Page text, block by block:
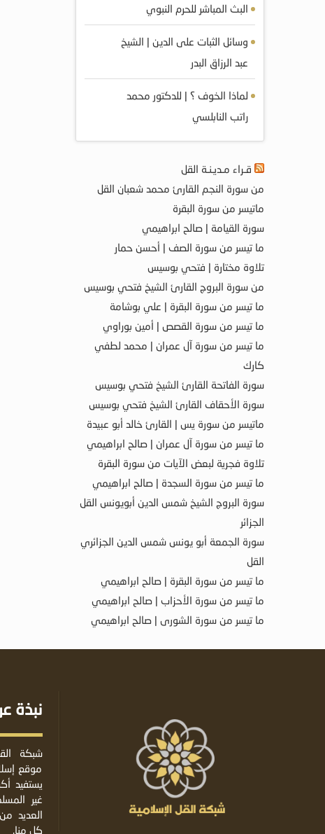
البث المباشر للحرم النبوي
وسائل الثبات على الدين | الشيخ
عبد الرزاق البدر
لماذا الخوف ؟ | للدكتور محمد
راتب النابلسي
قـراء مـديـنـة القل
من سورة النجم القارئ محمد شعبان القل
ماتيسر من سورة البقرة
سورة القيامة | صالح ابراهيمي
ما تيسر من سورة الصف | أحسن حمار
تلاوة مختارة | فتحي بوسيس
من سورة البروج القارئ الشيخ فتحي بوسيس
ما تيسر من سورة البقرة | علي بوشامة
ما تيسر من سورة القصص | أمين بوراوي
ما تيسر من سورة آل عمران | محمد لطفي
كارك
سورة الفاتحة القارئ الشيخ فتحي بوسيس
سورة الأحقاف القارئ الشيخ فتحي بوسيس
ماتيسر من سورة يس | القارئ خالد أبو عبيدة
ما تيسر من سورة آل عمران | صالح ابراهيمي
تلاوة فجرية لبعض الآيات من سورة البقرة
ما تيسر من سورة السجدة | صالح ابراهيمي
سورة البروج الشيخ شمس الدين أبويونس القل
الجزائر
سورة الجمعة أبو يونس شمس الدين الجزائري
القل
ما تيسر من سورة البقرة | صالح ابراهيمي
ما تيسر من سورة الأحزاب | صالح ابراهيمي
ما تيسر من سورة الشورى | صالح ابراهيمي
نبذة
شبكة
موقع
يستفيد
غير
العديد
كل منا.